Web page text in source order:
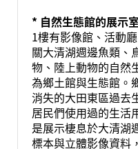
* 自然生態館的展示
1樓有影像館、活動
關大清湖週邊魚類、
物、陸上動物的自然
為鄉土館與生態館。
消失的大田東區過去
居民們使用過的生活
是展示棲息於大清湖
標本與立體影像資料